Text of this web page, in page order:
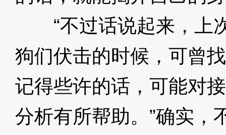
“不过话说起来，上
狗们伏击的时候，可曾
记得些许的话，可能对
分析有所帮助。”确实，